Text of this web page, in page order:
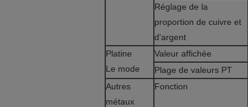
Réglage de la
proportion de cuivre et
d'argent
Platine
Le mode
Valeur affichée
Plage de valeurs PT
Autres
métaux
Fonction